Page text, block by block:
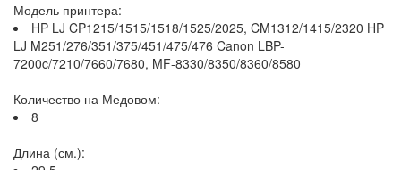
Модель принтера:
HP LJ CP1215/1515/1518/1525/2025, CM1312/1415/2320 HP
LJ M251/276/351/375/451/475/476 Canon LBP-
7200c/7210/7660/7680, MF-8330/8350/8360/8580
Количество на Медовом:
8
Длина (см.):